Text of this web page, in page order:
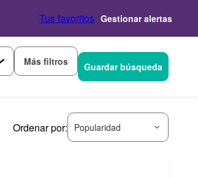
Tus favoritos Gestionar alertas
Más filtros Guardar búsqueda
Ordenar por: Popularidad